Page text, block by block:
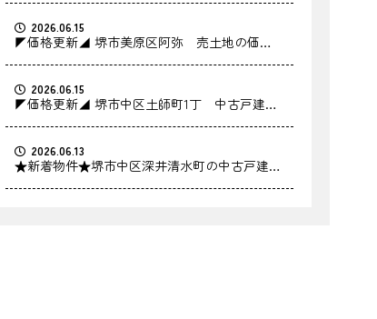
2026.06.15
◤価格更新◢ 堺市美原区阿弥 売土地の価格
2026.06.15
◤価格更新◢ 堺市中区土師町1丁 中古戸建の
2026.06.13
★新着物件★堺市中区深井清水町の中古戸建を